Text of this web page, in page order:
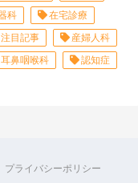
科
在宅診療
注目記事
産婦人科
耳鼻咽喉科
認知症
プライバシーポリシー